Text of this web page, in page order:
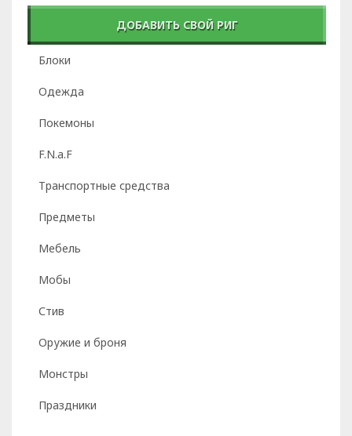
ДОБАВИТЬ СВОЙ РИГ
Блоки
Одежда
Покемоны
F.N.a.F
Транспортные средства
Предметы
Мебель
Мобы
Стив
Оружие и броня
Монстры
Праздники